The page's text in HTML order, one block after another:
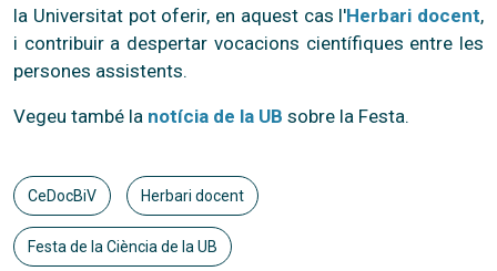
la Universitat pot oferir, en aquest cas l'Herbari docent,
i contribuir a despertar vocacions científiques entre les
persones assistents.
Vegeu també la notícia de la UB sobre la Festa.
CeDocBiV Herbari docent
Festa de la Ciència de la UB